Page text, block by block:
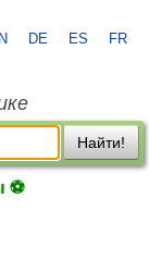
DE ES FR
Найти!
⚽